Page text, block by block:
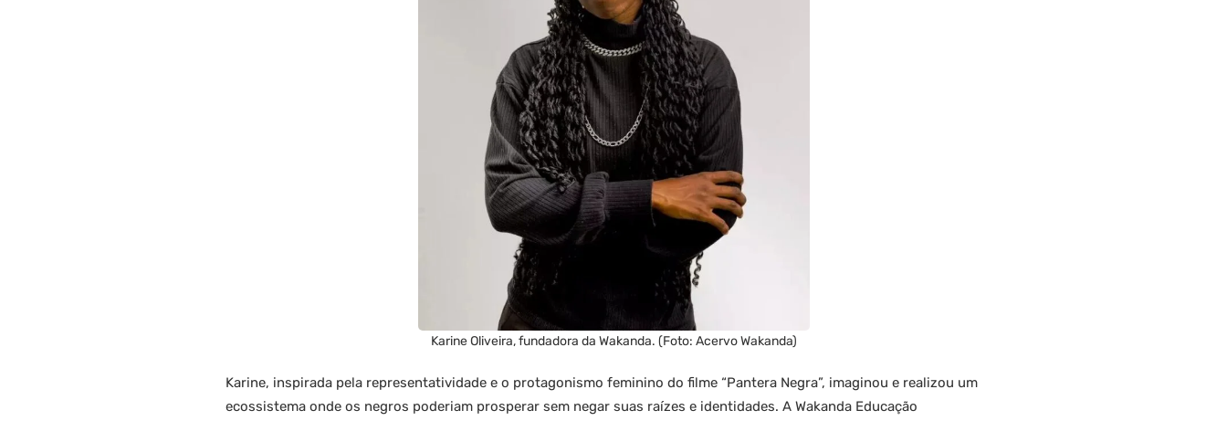
Karine Oliveira, fundadora da Wakanda. (Foto: Acervo Wakanda)
Karine, inspirada pela representatividade e o protagonismo feminino do filme “Pantera Negra”, imaginou e realizou um
ecossistema onde os negros poderiam prosperar sem negar suas raízes e identidades. A Wakanda Educação